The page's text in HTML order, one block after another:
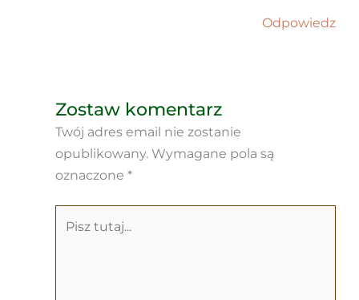
Odpowiedz
Zostaw komentarz
Twój adres email nie zostanie
opublikowany. Wymagane pola są
oznaczone *